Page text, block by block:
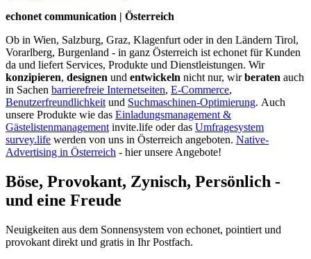
echonet communication | Österreich
Ob in Wien, Salzburg, Graz, Klagenfurt oder in den Ländern Tirol,
Vorarlberg, Burgenland - in ganz Österreich ist echonet für Kunden
da und liefert Services, Produkte und Dienstleistungen. Wir
konzipieren, designen und entwickeln nicht nur, wirberaten auch
in Sachen barrierefreie Internetseiten, E-Commerce,
Benutzerfreundlichkeitund Suchmaschinen-Optimierung. Auch
unsere Produkte wie das Einladungsmanagement &
Gästelistenmanagementinvite.life oder das Umfragesystem
survey.life werden von uns in Österreich angeboten. Native-
Advertising in Österreich - hier unsere Angebote!
Böse, Provokant, Zynisch, Persönlich -
und eine Freude
Neuigkeiten aus dem Sonnensystem von echonet, pointiert und
provokant direkt und gratis in Ihr Postfach.